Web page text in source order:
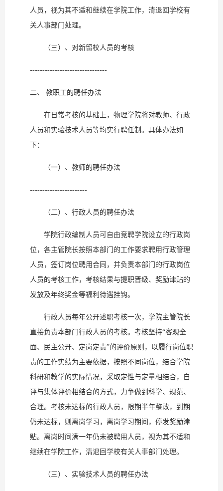
人员，视为其不适和继续在学院工作，清退回学校有
关人事部门处理。
（三）、对新留校人员的考核
-------------------------------
二、 教职工的聘任办法
在日常考核的基础上，物理学院将对教师、行政
人员和实验技术人员等均实行聘任制。具体办法如
下：
（一）、教师的聘任办法
-----------------------
（二）、行政人员的聘任办法
学院行政编制人员可自由竞聘学院设立的行政岗
位，各主管院长按照本部门的工作要求聘用行政管理
人员，签订岗位聘用合同，并负责本部门的行政岗位
人员的考核工作，考核结果与提职晋级、奖励津贴的
发放及年终奖金等福利待遇挂钩。
行政人员每年公开述职考核一次，学院主管院长
直接负责本部门行政人员的考核。考核坚持“客观全
面、民主公开、定岗定责”的评价原则，以履行岗位职
责的工作实绩为主要依据，按照不同岗位，结合学院
科研和教学的实际情况，采取定性与定量相结合，自
评与集体评价相结合的方式，力争做到科学、规范、
合理。考核未达标的行政人员，限期半年整改，到期
仍未达标，则离岗学习，离岗学习期间，停发奖励津
贴。离岗时间满一年仍未被聘用人员，视为其不适和
继续在学院工作，清退回学校有关人事部门处理。
（三）、实验技术人员的聘任办法